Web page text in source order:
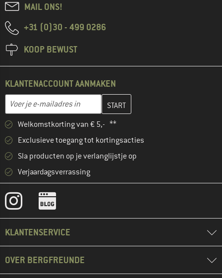
MAIL ONS!
+31 (0)30 - 499 0286
KOOP BEWUST
KLANTENACCOUNT AANMAKEN
E-mailadres
Vul je e-mailadres hier in en maak in de volgende stap je
Welkomstkorting van € 5,- **
Exclusieve toegang tot kortingsacties
Sla producten op je verlanglijstje op
Verjaardagsverrassing
KLANTENSERVICE
OVER BERGFREUNDE